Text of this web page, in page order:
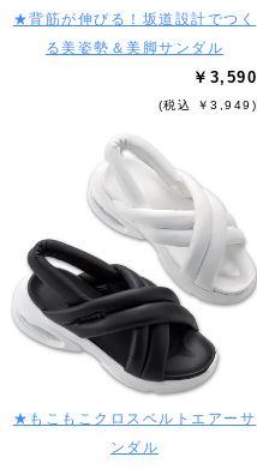
★背筋が伸びる！坂道設計でつく
る美姿勢＆美脚サンダル
￥3,590
(税込 ￥3,949)
★もこもこクロスベルトエアーサ
ンダル